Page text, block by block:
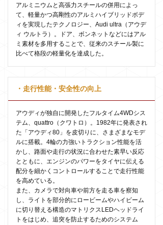
アルミニウムと高張力スチールの併用によっ
て、軽量かつ高剛性のアルミハイブリッドボデ
ィを実現したテクノロジー、Audi ultra（アウデ
ィ ウルトラ）。ドア、ボンネットなどにはアル
ミ素材を多用することで、従来のスチール製に
比べて格段の軽量化を達成した。
・走行性能・安全性の向上
アウディが独自に開発したフルタイム4WDシス
テム、quattro（クワトロ）。1982年に発表され
た「アウディ80」を皮切りに、さまざまなモデ
ルに搭載。4輪の力強いトラクション性能を活
かし、路面や走行の状況に合わせた素早い反応
とともに、エンジンのパワーをタイヤに伝える
配分を細かくコントロールすることで走行性能
を高めている。
また、カメラで対向車や前方を走る車を察知
し、ライトを部分的にロービームやハイビーム
に切り替える構造のマトリクスLEDヘッドライ
トをはじめ、追突を防止するためのシステム